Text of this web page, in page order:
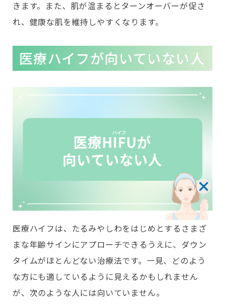
きます。また、肌が温まるとターンオーバーが促さ
れ、健康な肌を維持しやすくなります。
医療ハイフが向いていない人
医療ハイフは、たるみやしわをはじめとするさまざ
まな年齢サインにアプローチできるうえに、ダウン
タイムがほとんどない治療法です。一見、どのよう
な方にも適しているように見えるかもしれません
が、次のような人には向いていません。